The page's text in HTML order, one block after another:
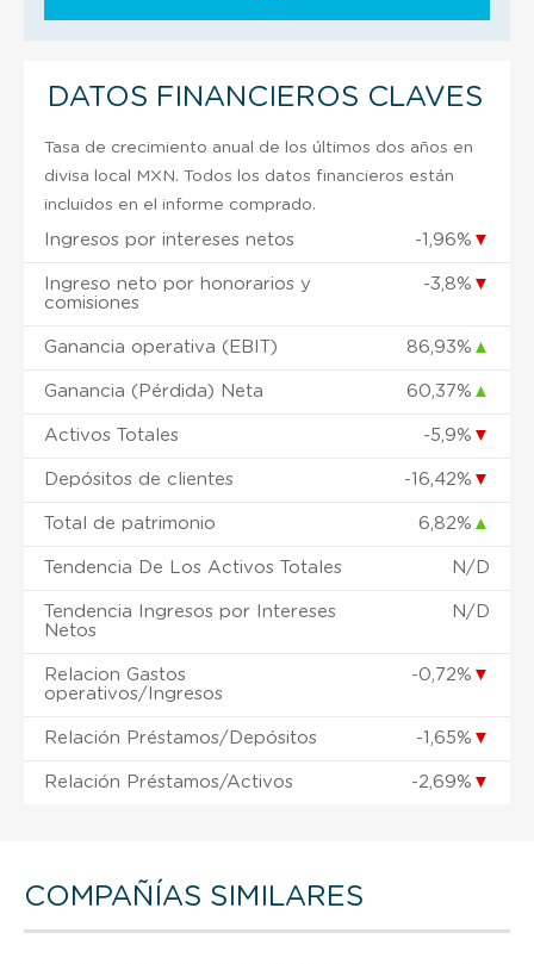
DATOS FINANCIEROS CLAVES
Tasa de crecimiento anual de los últimos dos años en
divisa local MXN. Todos los datos financieros están
incluidos en el informe comprado.
Ingresos por intereses netos -1,96% ▼
Ingreso neto por honorarios y
comisiones
-3,8% ▼
Ganancia operativa (EBIT) 86,93% ▲
Ganancia (Pérdida) Neta 60,37% ▲
Activos Totales -5,9% ▼
Depósitos de clientes -16,42% ▼
Total de patrimonio 6,82% ▲
Tendencia De Los Activos Totales N/D
Tendencia Ingresos por Intereses
Netos
N/D
Relacion Gastos
operativos/Ingresos
-0,72% ▼
Relación Préstamos/Depósitos -1,65% ▼
Relación Préstamos/Activos -2,69% ▼
COMPAÑÍAS SIMILARES